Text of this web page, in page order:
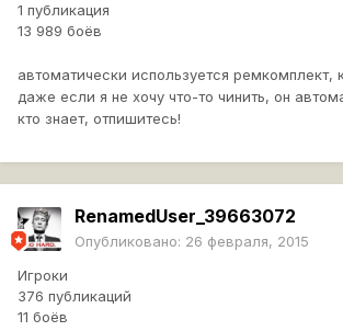
1 публикация
13 989 боёв
автоматически используется ремкомплект,
даже если я не хочу что-то чинить, он
кто знает, отпишитесь!
RenamedUser_39663072
Опубликовано: 26 февраля, 2015
Игроки
376 публикаций
11 боёв